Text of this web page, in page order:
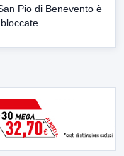
Pio di Benevento è